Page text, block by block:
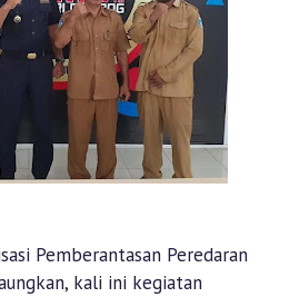
Pemberantasan Peredaran
kali ini kegiatan